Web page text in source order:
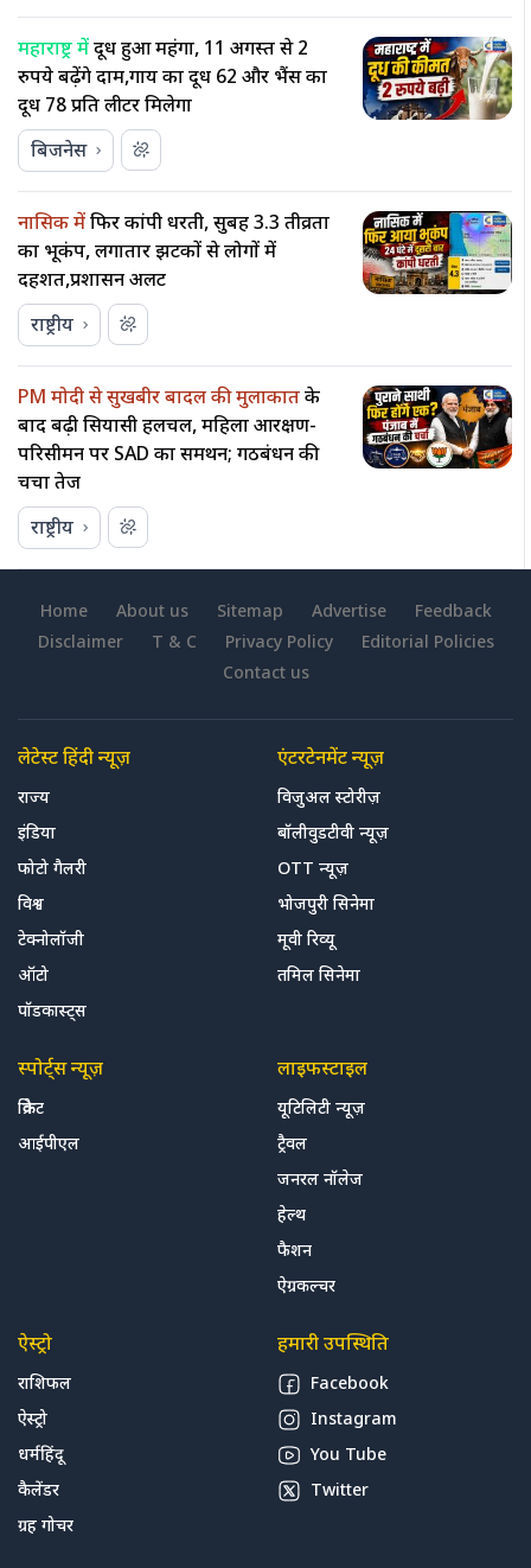
महाराष्ट्र मेंदूध हुआ महंगा, 11 अगस्त से 2
रुपये बढ़ेंगे दाम,गाय का दूध ₹62 और भैंस का
दूध ₹78 प्रति लीटर मिलेगा
बिजनेस
नासिक मेंफिर कांपी धरती, सुबह 3.3 तीव्रता
का भूकंप, लगातार झटकों से लोगों में
दहशत,प्रशासन अलर्ट
राष्ट्रीय
PM मोदी से सुखबीर बादल की मुलाकातके
बाद बढ़ी सियासी हलचल, महिला आरक्षण-
परिसीमन पर SAD का समर्थन; गठबंधन की
चर्चा तेज
राष्ट्रीय
Home About us Sitemap Advertise
Feedback
Disclaimer
T & C Privacy Policy
Editorial Policies
Contact us
लेटेस्ट हिंदी न्यूज़
राज्य
इंडिया
फोटो गैलरी
विश्व
टेक्नोलॉजी
ऑटो
पॉडकास्ट्स
एंटरटेनमेंट न्यूज़
विजुअल स्टोरीज़
बॉलीवुडटीवी न्यूज़
OTT न्यूज़
भोजपुरी सिनेमा
मूवी रिव्यू
तमिल सिनेमा
स्पोर्ट्स न्यूज़
क्रिकेट
आईपीएल
लाइफस्टाइल
यूटिलिटी न्यूज़
ट्रैवल
जनरल नॉलेज
हेल्थ
फैशन
ऐग्रकल्चर
ऐस्ट्रो
राशिफल
ऐस्ट्रो
धर्महिंदू
कैलेंडर
ग्रह गोचर
हमारी उपस्थिति
Facebook
Instagram
You Tube
Twitter